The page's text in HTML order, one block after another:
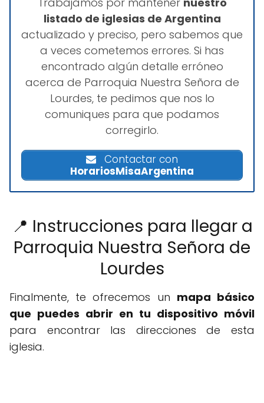
listado de iglesias de Argentina
actualizado y preciso, pero sabemos que
a veces cometemos errores. Si has
encontrado algún detalle erróneo
acerca de Parroquia Nuestra Señora de
Lourdes, te pedimos que nos lo
comuniques para que podamos
corregirlo.
Contactar con
HorariosMisaArgentina
📍 Instrucciones para llegar a
Parroquia Nuestra Señora de
Lourdes
Finalmente, te ofrecemos un mapa básico
que puedes abrir en tu dispositivo móvil
para encontrar las direcciones de esta
iglesia.